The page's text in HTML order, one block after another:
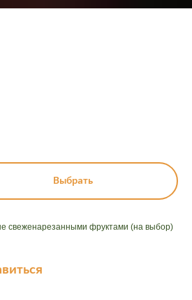
Выбрать
свеженарезанными фруктами (на выбор)